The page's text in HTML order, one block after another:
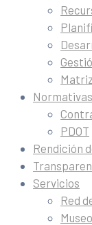
Normativas
PDOT
Rendición
Servicios
Red
Museo